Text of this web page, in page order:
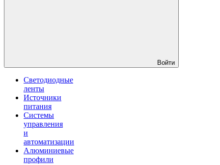
Войти
Светодиодные
ленты
Источники
питания
Системы
управления
и
автоматизации
Алюминиевые
профили